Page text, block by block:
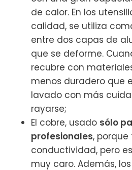
de calor. En los
calidad, se utiliza
entre dos capas de
que se deforme.
recubre con
menos duradero que
lavado con más
rayarse;
El cobre, usado sólo
profesionales,
conductividad, pero
muy caro. Además,